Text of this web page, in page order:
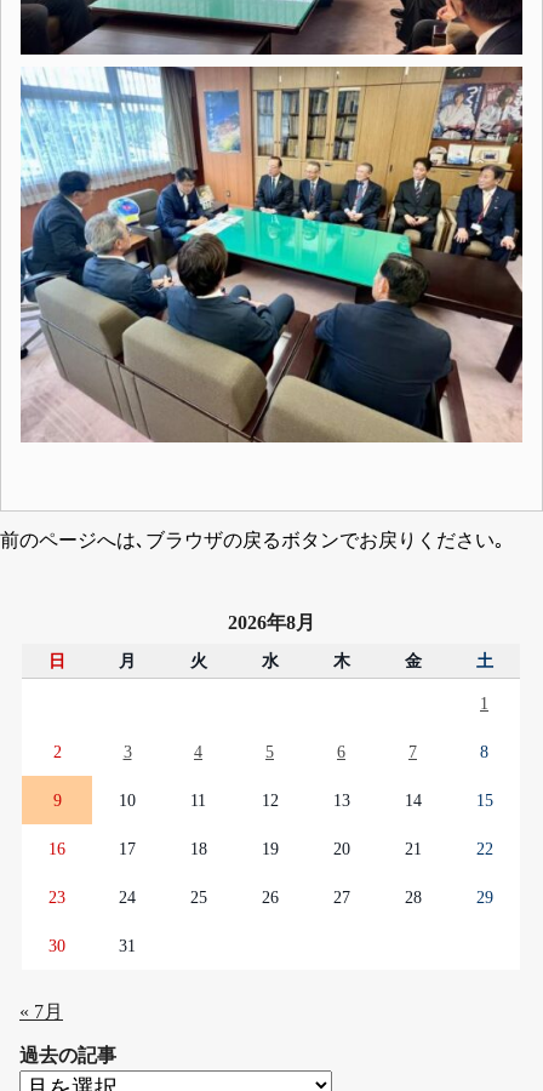
前のページへは､ブラウザの戻るボタンでお戻りください｡
2026年8月
日 月 火 水 木 金 土
1
2 3 4 5 6 7 8
9 10 11 12 13 14 15
16 17 18 19 20 21 22
23 24 25 26 27 28 29
30 31
« 7月
過去の記事
過